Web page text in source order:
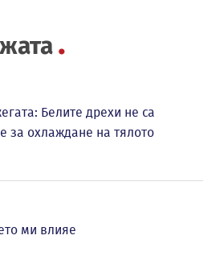
Белите дрехи не са
за охлаждане на тялото
ми влияе